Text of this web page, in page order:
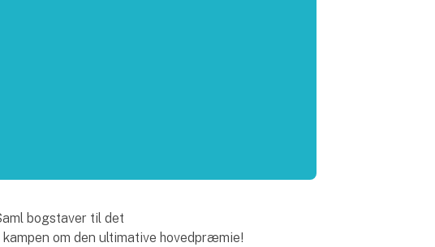
bogstaver til det
om den ultimative hovedpræmie!